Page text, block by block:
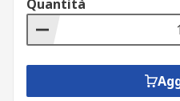
Quantità